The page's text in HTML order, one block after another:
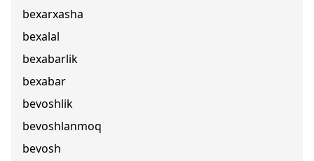
bexarxasha
bexalal
bexabarlik
bexabar
bevoshlik
bevoshlanmoq
bevosh